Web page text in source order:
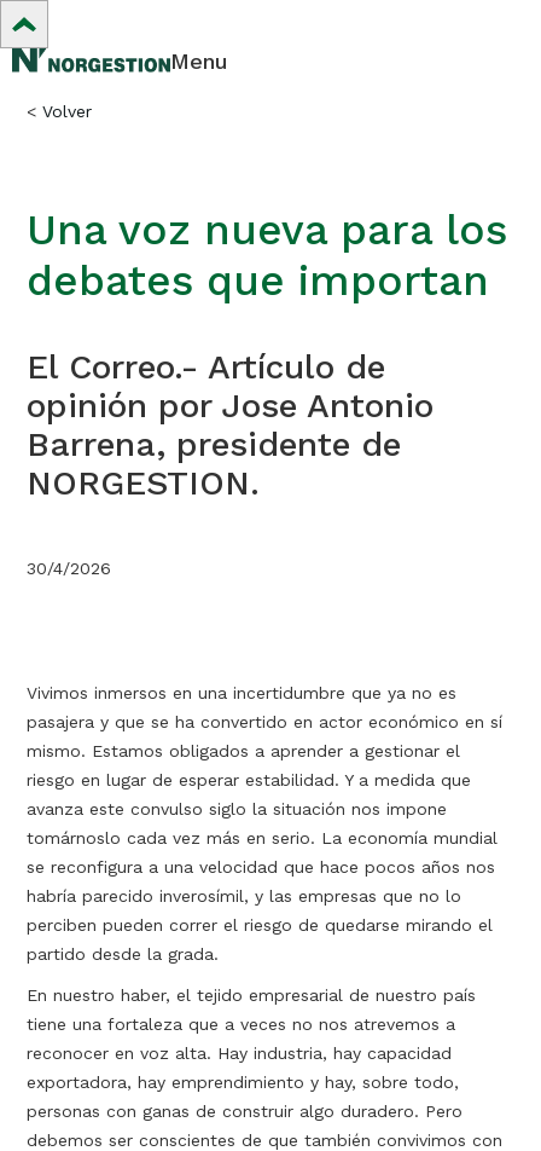
Menu
< Volver
Una voz nueva para los
debates que importan
El Correo.- Artículo de
opinión por Jose Antonio
Barrena, presidente de
NORGESTION.
30/4/2026
Vivimos inmersos en una incertidumbre que ya no es
pasajera y que se ha convertido en actor económico en sí
mismo. Estamos obligados a aprender a gestionar el
riesgo en lugar de esperar estabilidad. Y a medida que
avanza este convulso siglo la situación nos impone
tomárnoslo cada vez más en serio. La economía mundial
se reconfigura a una velocidad que hace pocos años nos
habría parecido inverosímil, y las empresas que no lo
perciben pueden correr el riesgo de quedarse mirando el
partido desde la grada.
En nuestro haber, el tejido empresarial de nuestro país
tiene una fortaleza que a veces no nos atrevemos a
reconocer en voz alta. Hay industria, hay capacidad
exportadora, hay emprendimiento y hay, sobre todo,
personas con ganas de construir algo duradero. Pero
debemos ser conscientes de que también convivimos con